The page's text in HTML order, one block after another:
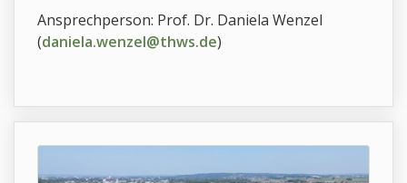
Ansprechperson: Prof. Dr. Daniela Wenzel
(daniela.wenzel@thws.de)